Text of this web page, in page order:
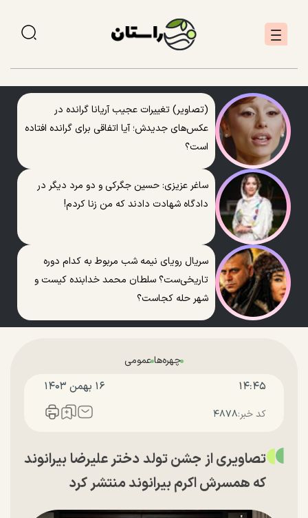
(تصاویر) تغییرات عجیب آریانا گرانده در
عکس‌های جدیدش؛ آیا اتفاقی برای گرانده افتاده
است؟
ساغر عزیزی: حسین جگرکی و دو مرد دیگر در
دادگاه شهادت دادند که من زنا کردم!
سریال رویای نیمه شب مربوط به کدام دوره
تاریخی‌ست؟ سلطان محمد خدابنده کیست و
شهر حله کجاست؟
چهره‌هاعمومی
۱۴:۴۵ ۱۶ بهمن ۱۴۰۳
کد خبر:۴۸۷۸
تصاویری از جشن تولد دختر علیرضا بیرانوند
که همسرش اکرم بیرانوند منتشر کرد